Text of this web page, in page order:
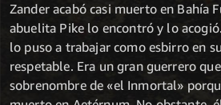
Zander acabó casi muerto en Bahía
abuelita Pike lo encontró y lo
lo puso a trabajar como esbirro en
respetable. Era un gran guerrero
sobrenombre de «el Inmortal»